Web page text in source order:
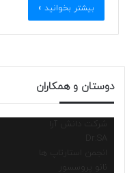
بیشتر بخوانید »
دوستان و همکاران
شرکت دانش آرا
انجمن استارتاپ ها
نانو پروسسور